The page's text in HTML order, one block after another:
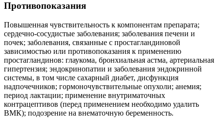
Противопоказания
Повышенная чувствительность к компонентам препарата;
сердечно-сосудистые заболевания; заболевания печени и
почек; заболевания, связанные с простагландиновой
зависимостью или противопоказания к применению
простагландинов: глаукома, бронхиальная астма, артериальная
гипертензия; эндокринопатии и заболевания эндокринной
системы, в том числе сахарный диабет, дисфункция
надпочечников; гормоночувствительные опухоли; анемия;
период лактации; применение внутриматочных
контрацептивов (перед применением необходимо удалить
ВМК); подозрение на внематочную беременность.